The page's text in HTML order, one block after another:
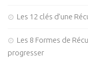
Les 12 clés d’une
Les 8 Formes de
progresser